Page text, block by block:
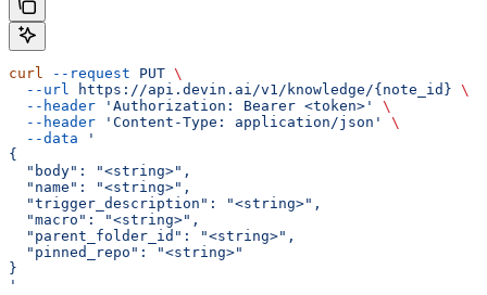
curl --request PUT \
  --url
https://api.devin.ai/v1/knowledge/{note_id} \
  --header
'Authorization: Bearer <token>'
\
  --header
'Content-Type: application/json'
\
  --data
'
{
  "body": "<string>",
  "name": "<string>",
  "trigger_description": "<string>",
  "macro": "<string>",
  "parent_folder_id": "<string>",
  "pinned_repo": "<string>"
}
'